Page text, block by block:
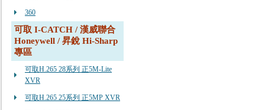
360
可取 I-CATCH / 漢威聯合
Honeywell / 昇銳 Hi-Sharp
專區
可取H.265 28系列 正5M-Lite
XVR
可取H.265 25系列 正5MP XVR